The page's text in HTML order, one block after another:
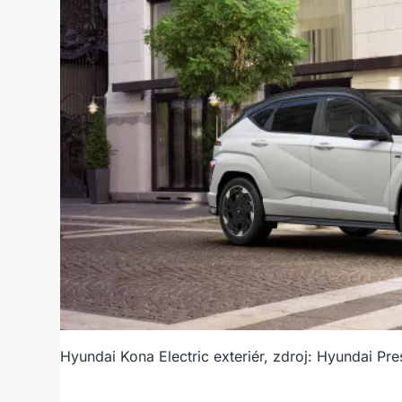
Hyundai Kona Electric exteriér, zdroj: Hyundai